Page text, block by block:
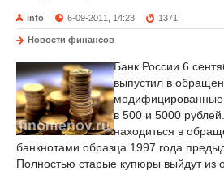
info 6-09-2011, 14:23 1371
Новости финансов
Банк России 6
выпустил в
в 500 и 5000
находиться в
банкнотами образца 1997 года
Полностью старые купюры выйдут из